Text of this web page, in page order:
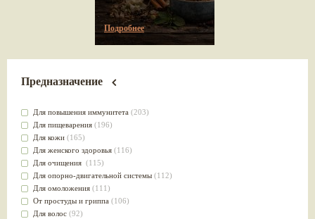
Подробнее
Предназначение
Для повышения иммунитета (203)
Для пищеварения (196)
Для кожи (165)
Для женского здоровья (116)
Для очищения (115)
Для опорно-двигательной системы (112)
Для омоложения (111)
От простуды и гриппа (106)
Для волос (92)